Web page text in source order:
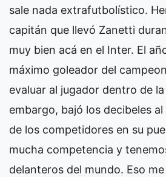
sale nada extrafutbolístico.
capitán que llevó Zanetti
muy bien acá en el Inter. El
máximo goleador del
evaluar al jugador dentro de
embargo, bajó los decibeles
de los competidores en su
mucha competencia y
delanteros del mundo. Eso